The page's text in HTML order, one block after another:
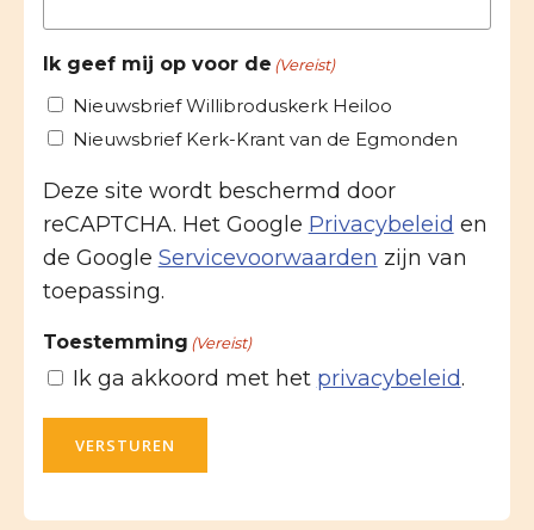
Ik geef mij op voor de (Vereist)
Nieuwsbrief Willibroduskerk Heiloo
Nieuwsbrief Kerk-Krant van de Egmonden
Deze site wordt beschermd door
reCAPTCHA. Het Google Privacybeleid en
de Google Servicevoorwaarden zijn van
toepassing.
Toestemming (Vereist)
Ik ga akkoord met het privacybeleid.
VERSTUREN